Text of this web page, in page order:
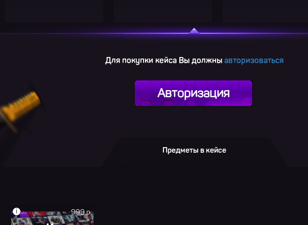
Для покупки кейса Вы должны авторизоваться
Авторизация
Предметы в кейсе
999 р.
i